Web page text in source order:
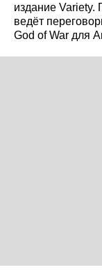
издание Variety.
ведёт
God of War для